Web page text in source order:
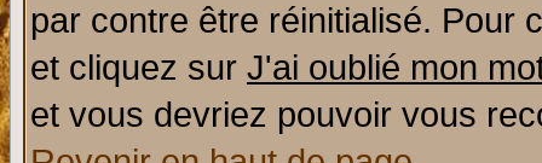
par contre être réinitialisé. Pour
et cliquez sur J'ai oublié mon
et vous devriez pouvoir vous